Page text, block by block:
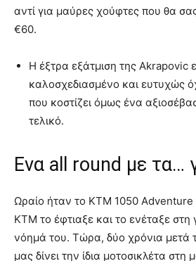
αντί για μαύρες χούφτες που θα
€60.
Η έξτρα εξάτμιση της Akrapovic
καλοσχεδιασμένο και ευτυχώς
που κοστίζει όμως ένα
τελικό.
Ενα all round με τα…
Ωραίο ήταν το KTM 1050 Adventure
KTM το έφτιαξε και το ενέταξε στη
νόημά του. Τώρα, δύο χρόνια μετά
μας δίνει την ίδια μοτοσικλέτα